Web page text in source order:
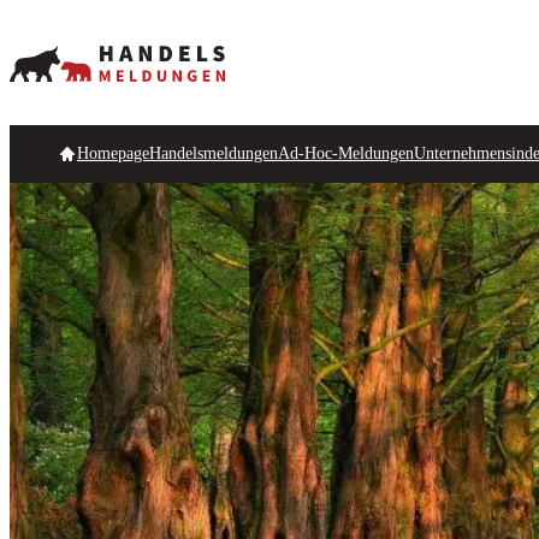
HomepageHandelsmeldungenAd-Hoc-Meldungen